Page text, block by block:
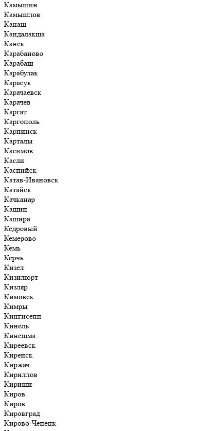
Камышин
Камышлов
Канаш
Кандалакша
Канск
Карабаново
Карабаш
Карабулак
Карасук
Карачаевск
Карачев
Каргат
Каргополь
Карпинск
Карталы
Касимов
Касли
Каспийск
Катав-Ивановск
Катайск
Качканар
Кашин
Кашира
Кедровый
Кемерово
Кемь
Керчь
Кизел
Кизилюрт
Кизляр
Кимовск
Кимры
Кингисепп
Кинель
Кинешма
Киреевск
Киренск
Киржач
Кириллов
Кириши
Киров
Киров
Кировград
Кирово-Чепецк